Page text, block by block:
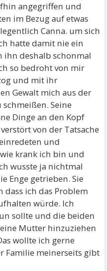
angegriffen und
im Bezug auf etwas
Canna. um sich
hatte damit nie ein
ihn deshalb schonmal
so bedroht von mir
und mit ihr
Gewalt mich aus der
Seine
Dinge an den Kopf
von der Tatsache
und
krank ich bin und
wusste ja nichtmal
Enge getrieben. Sie
dass ich das Problem
würde. Ich
sollte und die beiden
Mutter hinzuziehen
wollte ich gerne
Familie meinerseits gibt